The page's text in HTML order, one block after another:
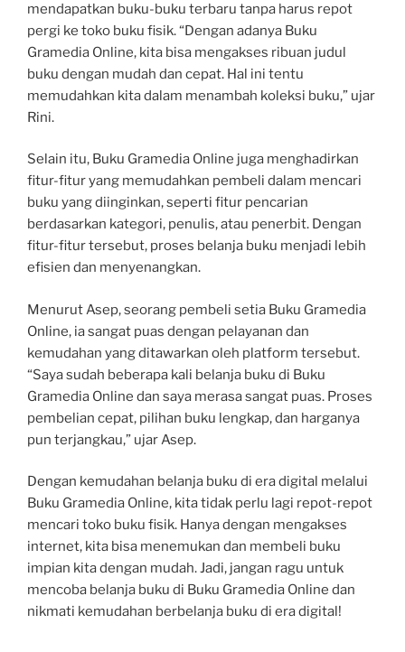
mendapatkan buku-buku terbaru tanpa harus repot
pergi ke toko buku fisik. “Dengan adanya Buku
Gramedia Online, kita bisa mengakses ribuan judul
buku dengan mudah dan cepat. Hal ini tentu
memudahkan kita dalam menambah koleksi buku,” ujar
Rini.
Selain itu, Buku Gramedia Online juga menghadirkan
fitur-fitur yang memudahkan pembeli dalam mencari
buku yang diinginkan, seperti fitur pencarian
berdasarkan kategori, penulis, atau penerbit. Dengan
fitur-fitur tersebut, proses belanja buku menjadi lebih
efisien dan menyenangkan.
Menurut Asep, seorang pembeli setia Buku Gramedia
Online, ia sangat puas dengan pelayanan dan
kemudahan yang ditawarkan oleh platform tersebut.
“Saya sudah beberapa kali belanja buku di Buku
Gramedia Online dan saya merasa sangat puas. Proses
pembelian cepat, pilihan buku lengkap, dan harganya
pun terjangkau,” ujar Asep.
Dengan kemudahan belanja buku di era digital melalui
Buku Gramedia Online, kita tidak perlu lagi repot-repot
mencari toko buku fisik. Hanya dengan mengakses
internet, kita bisa menemukan dan membeli buku
impian kita dengan mudah. Jadi, jangan ragu untuk
mencoba belanja buku di Buku Gramedia Online dan
nikmati kemudahan berbelanja buku di era digital!